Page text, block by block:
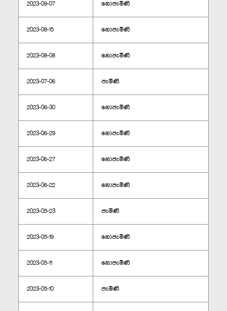
2023-09-07 නොපැමිණි
2023-08-15 නොපැමිණි
2023-08-08 නොපැමිණි
2023-07-06 පැමිණි
2023-06-30 නොපැමිණි
2023-06-29 නොපැමිණි
2023-06-27 නොපැමිණි
2023-06-22 නොපැමිණි
2023-05-23 පැමිණි
2023-05-19 නොපැමිණි
2023-05-11 නොපැමිණි
2023-05-10 පැමිණි